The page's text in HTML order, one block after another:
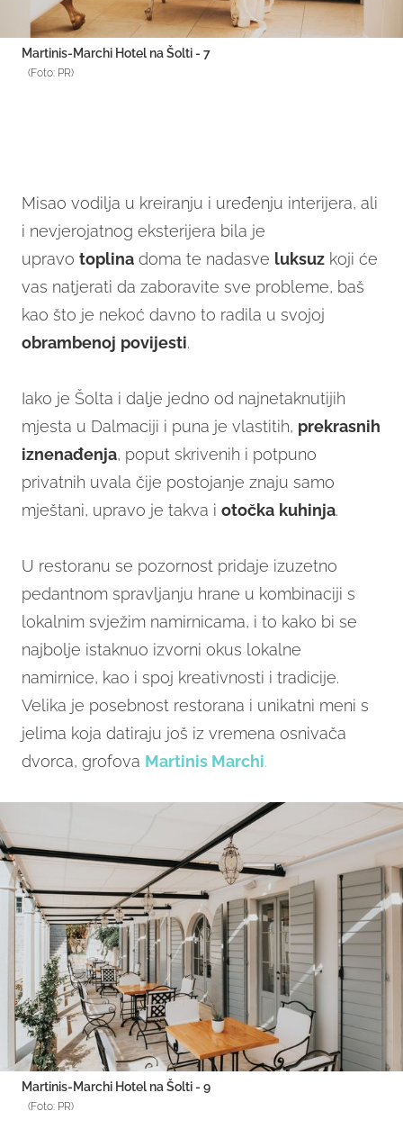
Martinis-Marchi Hotel na Šolti - 7
(Foto: PR)
Misao vodilja u kreiranju i uređenju interijera, ali
i nevjerojatnog eksterijera bila je
upravo toplina doma te nadasve luksuz koji će
vas natjerati da zaboravite sve probleme, baš
kao što je nekoć davno to radila u svojoj
obrambenoj povijesti.
Iako je Šolta i dalje jedno od najnetaknutijih
mjesta u Dalmaciji i puna je vlastitih, prekrasnih
iznenađenja, poput skrivenih i potpuno
privatnih uvala čije postojanje znaju samo
mještani, upravo je takva i otočka kuhinja.
U restoranu se pozornost pridaje izuzetno
pedantnom spravljanju hrane u kombinaciji s
lokalnim svježim namirnicama, i to kako bi se
najbolje istaknuo izvorni okus lokalne
namirnice, kao i spoj kreativnosti i tradicije.
Velika je posebnost restorana i unikatni meni s
jelima koja datiraju još iz vremena osnivača
dvorca, grofova Martinis Marchi.
Martinis-Marchi Hotel na Šolti - 9
(Foto: PR)